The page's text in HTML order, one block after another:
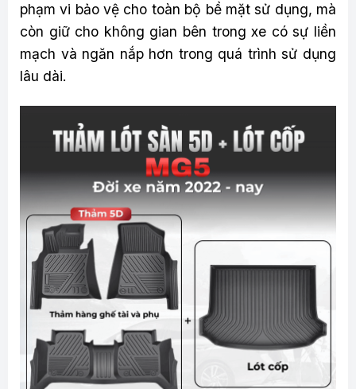
phạm vi bảo vệ cho toàn bộ bề mặt sử dụng, mà
còn giữ cho không gian bên trong xe có sự liền
mạch và ngăn nắp hơn trong quá trình sử dụng
lâu dài.